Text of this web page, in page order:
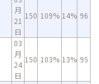
月
21
日
150 109% 14% 96
03
月
24
日
150 103% 13% 95